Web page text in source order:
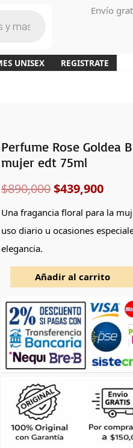
Envío
UNISEX REGISTRATE
Perfume Rose Goldea
mujer edt 75ml
$890,000
El
original
$439,900
El
Una fragancia floral para la
uso diario u ocasiones
elegancia.
Perfume
Rose
Blossom
Delight
de
Bvlgari
cantidad
Añadir al carrito